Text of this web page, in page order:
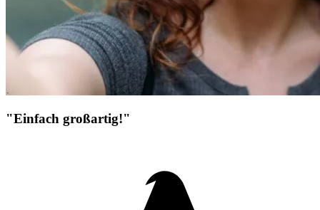
"Einfach großartig!"